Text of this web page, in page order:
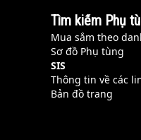
Tìm kiếm Phụ
Mua sắm theo
Sơ đồ Phụ tùng
SIS
Thông tin về các
Bản đồ trang